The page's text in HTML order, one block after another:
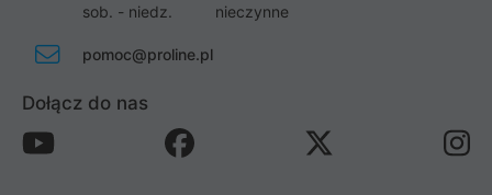
sob. - niedz.
nieczynne
pomoc@proline.pl
Dołącz do nas